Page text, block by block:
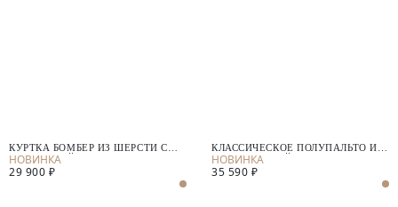
КУРТКА БОМБЕР ИЗ ШЕРСТИ С
МЕМБРАНОЙ
29 900 ₽
КЛАССИЧЕСКОЕ ПОЛУПАЛЬТО ИЗ
ПРЕМИАЛЬНОЙ ШЕРСТИ С
МЕМБРАНОЙ
35 590 ₽